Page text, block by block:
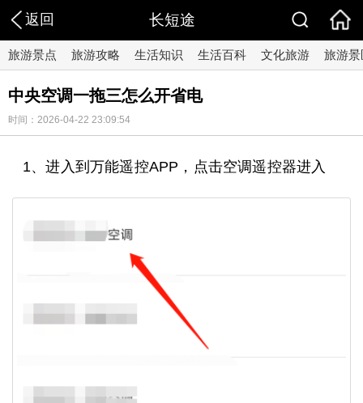
返回 长短途
旅游景点 旅游攻略 生活知识 生活百科 文化旅游 旅游景
中央空调一拖三怎么开省电
时间：2026-04-22 23:09:54
1、进入到万能遥控APP，点击空调遥控器进入